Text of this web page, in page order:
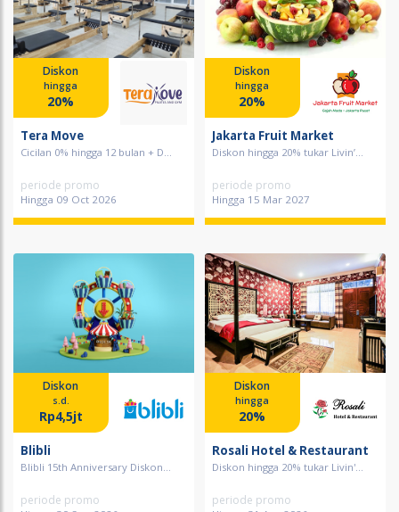
Diskon
hingga
20%
Tera Move
Cicilan 0% hingga 12 bulan + D...
periode promo
Hingga 09 Oct 2026
Diskon
hingga
20%
Jakarta Fruit Market
Diskon hingga 20% tukar Livin’...
periode promo
Hingga 15 Mar 2027
Diskon
s.d.
Rp4,5jt
Blibli
Blibli 15th Anniversary Diskon...
periode promo
Diskon
hingga
20%
Rosali Hotel & Restaurant
Diskon hingga 20% tukar Livin'...
periode promo